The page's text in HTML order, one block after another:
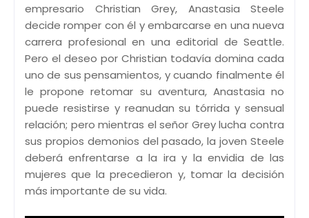
empresario Christian Grey, Anastasia Steele
decide romper con él y embarcarse en una nueva
carrera profesional en una editorial de Seattle.
Pero el deseo por Christian todavía domina cada
uno de sus pensamientos, y cuando finalmente él
le propone retomar su aventura, Anastasia no
puede resistirse y reanudan su tórrida y sensual
relación; pero mientras el señor Grey lucha contra
sus propios demonios del pasado, la joven Steele
deberá enfrentarse a la ira y la envidia de las
mujeres que la precedieron y, tomar la decisión
más importante de su vida.